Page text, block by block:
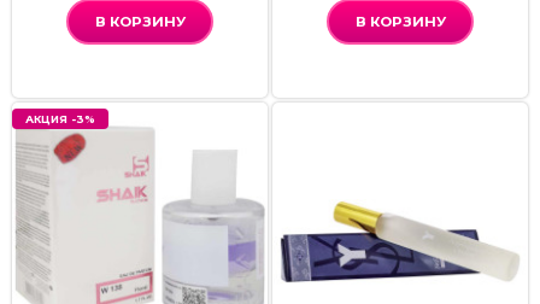
В КОРЗИНУ В КОРЗИНУ
АКЦИЯ -3%